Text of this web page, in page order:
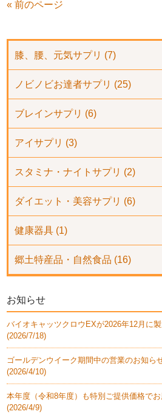
« 前のページ
膝、腰、元気サプリ (7)
ノビノビお達者サプリ (25)
ブレインサプリ (6)
アイサプリ (3)
スタミナ・ナイトサプリ (2)
ダイエット・美容サプリ (6)
健康器具 (1)
郷土特産品・自然食品 (16)
お知らせ
バイオキャッツクロウEXが2026年12月に製
(2026/7/18)
ゴールデンウイーク期間中の営業のお知ら
(2026/4/10)
本年度（令和8年度）も特別ご提供価格でお
(2026/4/9)